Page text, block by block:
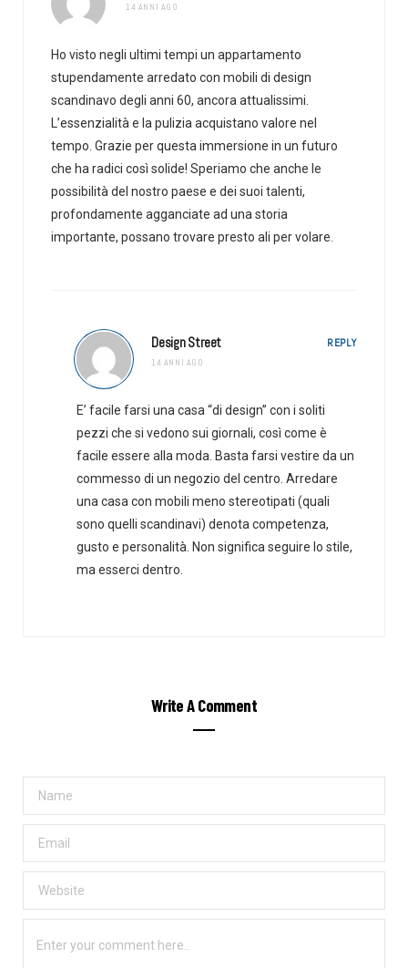
14 ANNI AGO
Ho visto negli ultimi tempi un appartamento
stupendamente arredato con mobili di design
scandinavo degli anni 60, ancora attualissimi.
L’essenzialità e la pulizia acquistano valore nel
tempo. Grazie per questa immersione in un futuro
che ha radici così solide! Speriamo che anche le
possibilità del nostro paese e dei suoi talenti,
profondamente agganciate ad una storia
importante, possano trovare presto ali per volare.
Design Street
14 ANNI AGO
REPLY
E’ facile farsi una casa “di design” con i soliti
pezzi che si vedono sui giornali, così come è
facile essere alla moda. Basta farsi vestire da un
commesso di un negozio del centro. Arredare
una casa con mobili meno stereotipati (quali
sono quelli scandinavi) denota competenza,
gusto e personalità. Non significa seguire lo stile,
ma esserci dentro.
Write A Comment